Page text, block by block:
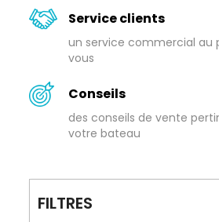
Service clients
un service commercial au
vous
Conseils
des conseils de vente
votre bateau
FILTRES